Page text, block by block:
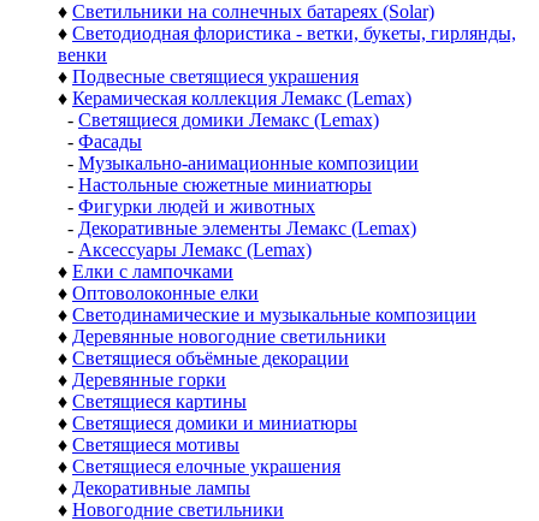
♦ Светильники на солнечных батареях (Solar)
♦ Светодиодная флористика - ветки, букеты, гирлянды,
венки
♦ Подвесные светящиеся украшения
♦ Керамическая коллекция Лемакс (Lemax)
- Светящиеся домики Лемакс (Lemax)
- Фасады
- Музыкально-анимационные композиции
- Настольные сюжетные миниатюры
- Фигурки людей и животных
- Декоративные элементы Лемакс (Lemax)
- Аксессуары Лемакс (Lemax)
♦ Елки с лампочками
♦ Оптоволоконные елки
♦ Светодинамические и музыкальные композиции
♦ Деревянные новогодние светильники
♦ Светящиеся объёмные декорации
♦ Деревянные горки
♦ Светящиеся картины
♦ Светящиеся домики и миниатюры
♦ Светящиеся мотивы
♦ Светящиеся елочные украшения
♦ Декоративные лампы
♦ Новогодние светильники